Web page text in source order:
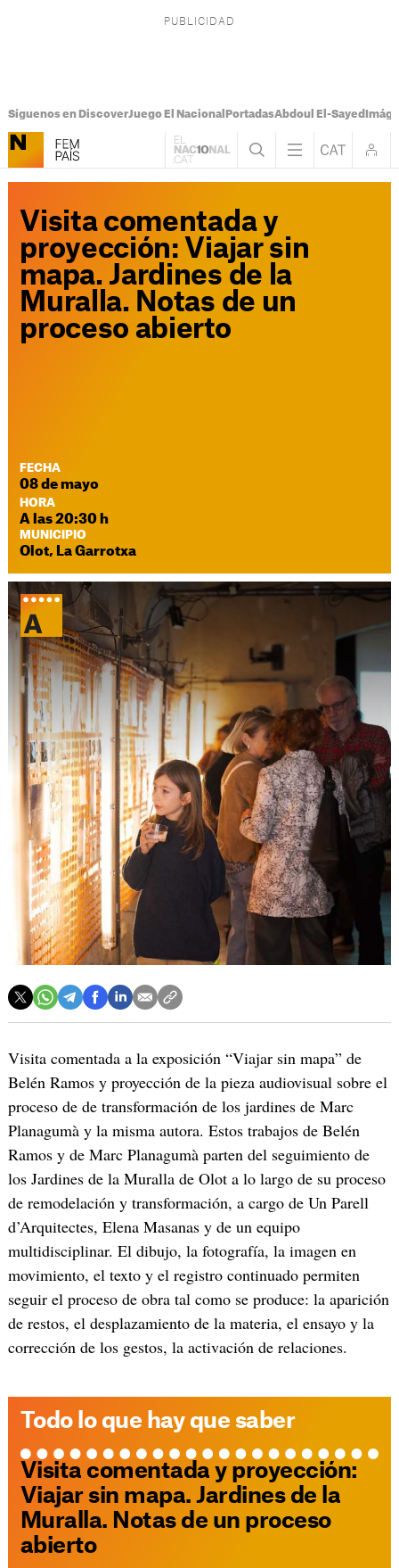
Síguenos en DiscoverJuego El Nacional PortadasAbdoul El-Sayed
Visita comentada y
proyección: Viajar sin
mapa. Jardines de la
Muralla. Notas de un
proceso abierto
FECHA
08 de mayo
HORA
A las 20:30 h
MUNICIPIO
Olot, La Garrotxa
Visita comentada a la exposición “Viajar sin mapa” de
Belén Ramos y proyección de la pieza audiovisual sobre el
proceso de de transformación de los jardines de Marc
Planagumà y la misma autora. Estos trabajos de Belén
Ramos y de Marc Planagumà parten del seguimiento de
los Jardines de la Muralla de Olot a lo largo de su proceso
de remodelación y transformación, a cargo de Un Parell
d’Arquitectes, Elena Masanas y de un equipo
multidisciplinar. El dibujo, la fotografía, la imagen en
movimiento, el texto y el registro continuado permiten
seguir el proceso de obra tal como se produce: la aparición
de restos, el desplazamiento de la materia, el ensayo y la
corrección de los gestos, la activación de relaciones.
Todo lo que hay que saber
Visita comentada y proyección:
Viajar sin mapa. Jardines de la
Muralla. Notas de un proceso
abierto